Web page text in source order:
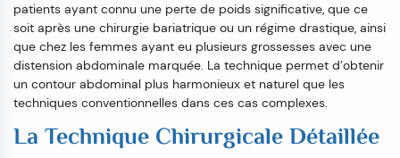
patients ayant connu une perte de poids significative, que ce
soit après une chirurgie bariatrique ou un régime drastique, ainsi
que chez les femmes ayant eu plusieurs grossesses avec une
distension abdominale marquée. La technique permet d’obtenir
un contour abdominal plus harmonieux et naturel que les
techniques conventionnelles dans ces cas complexes.
La Technique Chirurgicale Détaillée